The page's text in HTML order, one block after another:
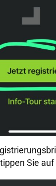
Sie auf